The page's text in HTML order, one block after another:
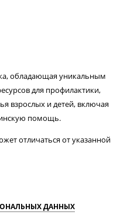
обладающая уникальным
для профилактики,
взрослых и детей, включая
помощь.
отличаться от указанной
ДАННЫХ